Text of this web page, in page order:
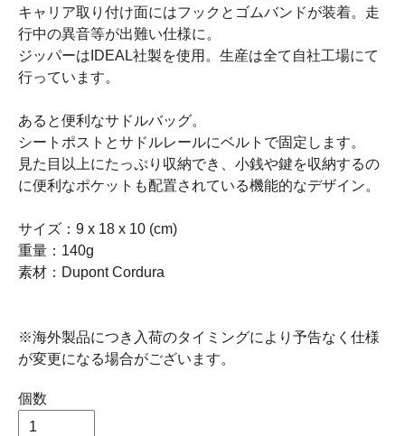
キャリア取り付け面にはフックとゴムバンドが装着。走
行中の異音等が出難い仕様に。
ジッパーはIDEAL社製を使用。生産は全て自社工場にて
行っています。
あると便利なサドルバッグ。
シートポストとサドルレールにベルトで固定します。
見た目以上にたっぷり収納でき、小銭や鍵を収納するの
に便利なポケットも配置されている機能的なデザイン。
サイズ：9 x 18 x 10 (cm)
重量：140g
素材：Dupont Cordura
※海外製品につき入荷のタイミングにより予告なく仕様
が変更になる場合がございます。
個数